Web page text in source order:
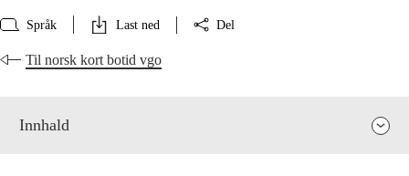
Språk Last ned Del
Til norsk kort botid vgo
Innhald